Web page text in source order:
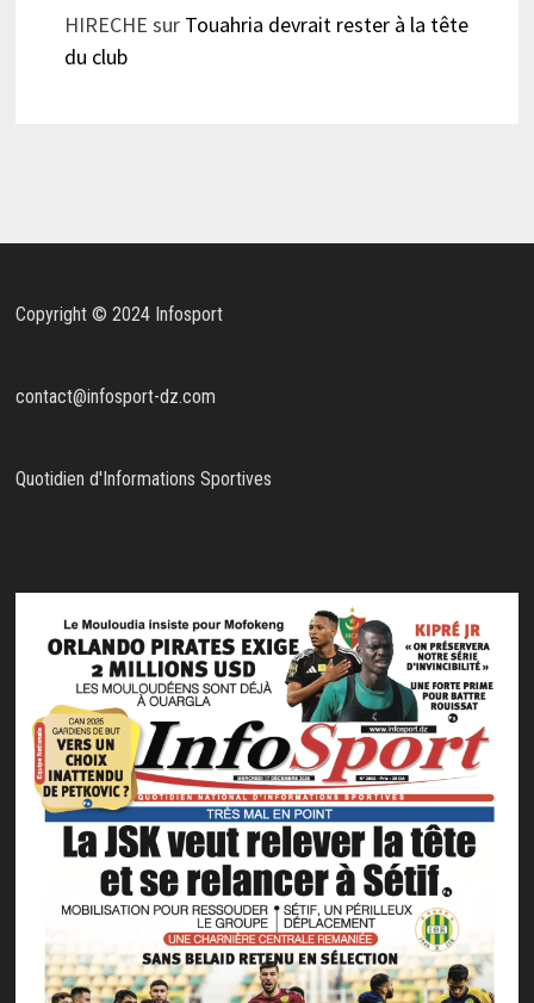
HIRECHE sur Touahria devrait rester à la tête
du club
Copyright © 2024 Infosport
contact@infosport-dz.com
Quotidien d'Informations Sportives